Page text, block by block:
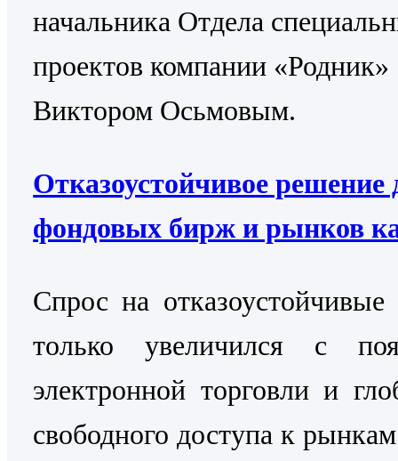
начальника Отдела
проектов компании «Родник»
Виктором Осьмовым.
Отказоустойчивое решение
фондовых бирж и рынков
Cпрос на
только увеличился с
электронной торговли и
свободного доступа к